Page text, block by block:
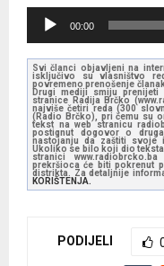
u
d
o
P
a
00:00
Svi članci objavljeni na
isključivo su vlasništvo
povremeno prenošenje
Drugi mediji smiju
stranice Radija Brčko
najviše četiri reda (300
(Radio Brčko), pri čemu su
tekst na web stranicu
postignut dogovor o
nastojanju da zaštiti svoje
Ukoliko se bilo koji dio
stranici
prekršioca će biti pokrenut
distrikta. Za detaljnije
KORIŠTENJA.
PODIJELI